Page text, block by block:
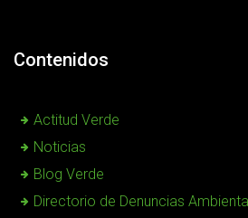
Contenidos
Actitud Verde
Noticias
Blog Verde
Directorio de Denuncias